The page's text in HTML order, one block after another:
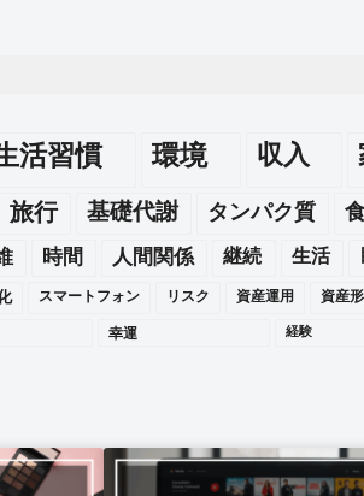
活習慣 環境 収入
旅行 基礎代謝 タンパク質
時間 人間関係 継続 生活
スマートフォン リスク 資産運用 資産
幸運 経験